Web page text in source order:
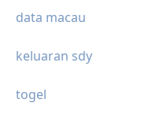
data macau
keluaran sdy
togel